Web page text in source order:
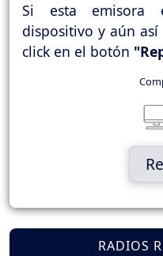
Si esta emisora
dispositivo y aún así
click en el botón
RADIOS